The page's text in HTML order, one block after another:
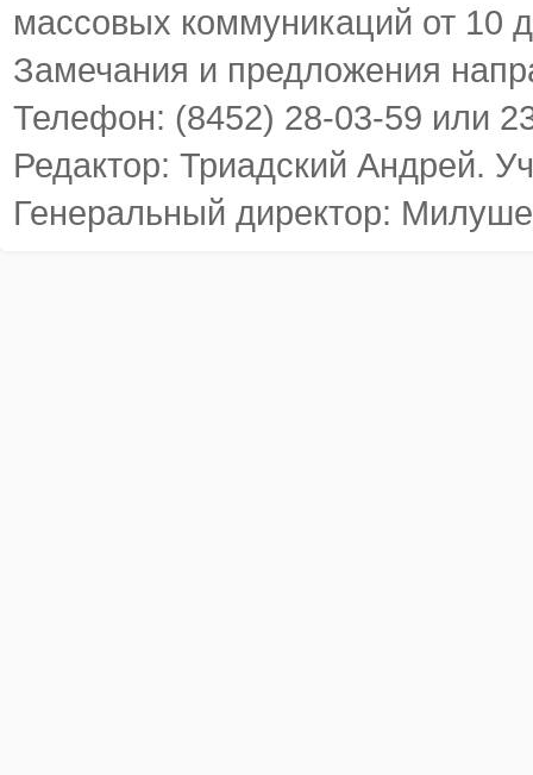
массовых коммуникаций от 10
Замечания и предложения
Телефон: (8452) 28-03-59 или
Редактор: Триадский Андрей.
Генеральный директор: